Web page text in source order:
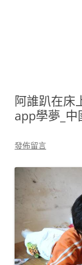
阿誰趴在床
app學夢_中
發佈留言